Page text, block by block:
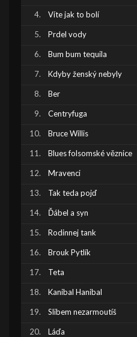
Víte jak to bolí
Prdel vody
Bum bum tequila
Kdyby ženský nebyly
Ber
Centryfuga
Bruce Willis
Blues folsomské věznice
Mravenci
Tak teda pojď
Ďábel a syn
Rodinnej tank
Brouk Pytlík
Teta
Kanibal Hanibal
Slibem nezarmoutíš
Láďa